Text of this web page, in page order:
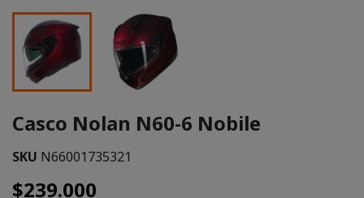
Casco Nolan N60-6 Nobile
SKU N66001735321
$239.000